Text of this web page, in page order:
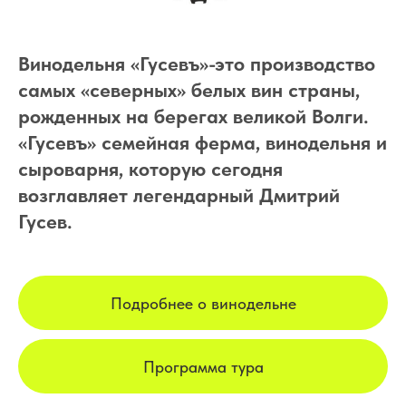
Винодельня «Гусевъ»-это производство
самых «северных» белых вин страны,
рожденных на берегах великой Волги.
«Гусевъ» семейная ферма, винодельня и
сыроварня, которую сегодня
возглавляет легендарный Дмитрий
Гусев.
Подробнее о винодельне
Программа тура